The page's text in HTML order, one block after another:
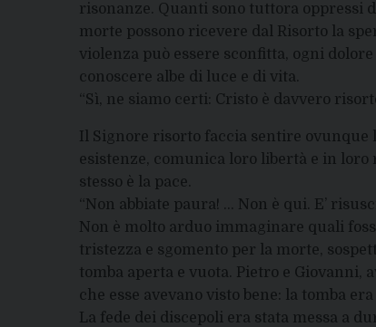
risonanze. Quanti sono tuttora oppressi
morte possono ricevere dal Risorto la
violenza può essere sconfitta, ogni
conoscere albe di luce e di vita.
“Sì, ne siamo certi: Cristo è davvero
Il Signore risorto faccia sentire ovunque
esistenze, comunica loro libertà e in loro
stesso è la pace.
“Non abbiate paura! … Non è qui. E’
Non è molto arduo immaginare quali
tristezza e sgomento per la morte,
tomba aperta e vuota. Pietro e
che esse avevano visto bene: la tomba
La fede dei discepoli era stata messa a